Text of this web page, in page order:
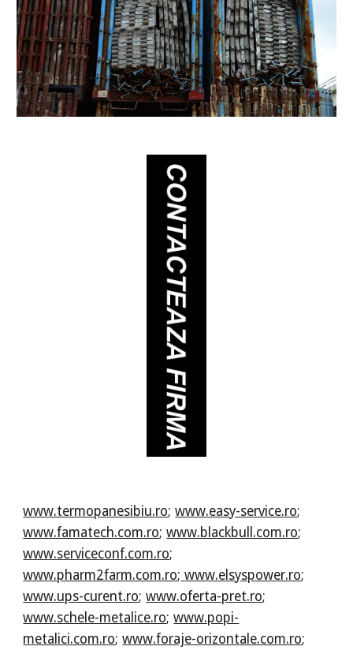
www.termopanesibiu.ro;www.easy-service.ro;
www.famatech.com.ro;www.blackbull.com.ro;
www.serviceconf.com.ro;
www.pharm2farm.com.ro; www.elsyspower.ro;
www.ups-curent.ro;www.oferta-pret.ro;
www.schele-metalice.ro;www.popi-
metalici.com.ro;www.foraje-orizontale.com.ro;